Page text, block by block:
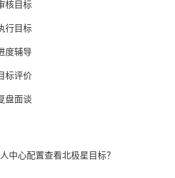
核目标
行目标
度辅导
标评价
盘面谈
中心配置查看北极星目标？